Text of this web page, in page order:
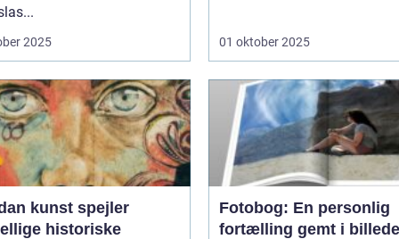
2025 01 oktober 2025
kunst spejler
historiske
Fotobog: En personlig
fortælling gemt i